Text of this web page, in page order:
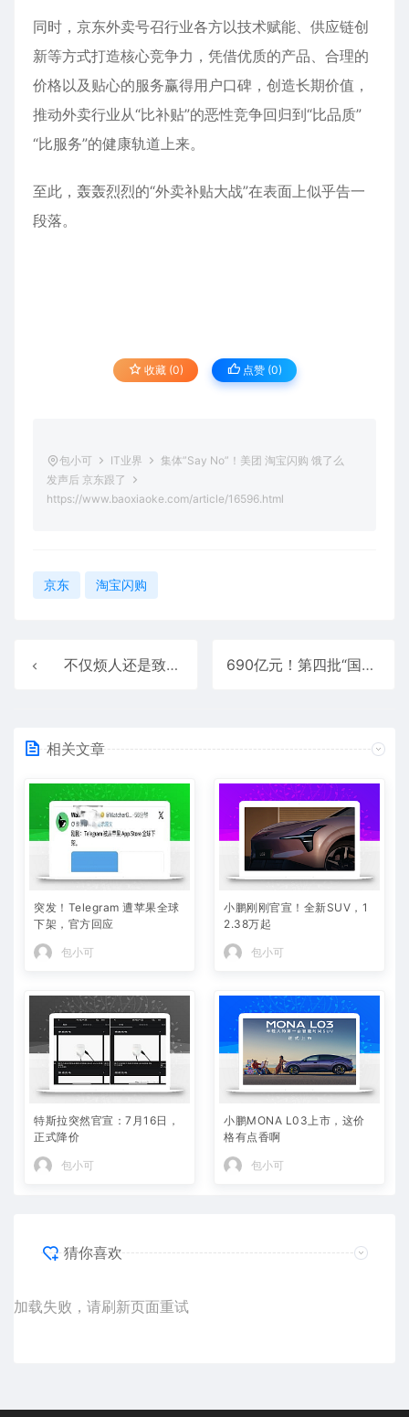
同时，京东外卖号召行业各方以技术赋能、供应链创
新等方式打造核心竞争力，凭借优质的产品、合理的
价格以及贴心的服务赢得用户口碑，创造长期价值，
推动外卖行业从“比补贴”的恶性竞争回归到“比品质”
“比服务”的健康轨道上来。
至此，轰轰烈烈的“外卖补贴大战”在表面上似乎告一
段落。
收藏 (0) 点赞 (0)
包小可 IT业界
集体”Say No”！美团 淘宝闪购 饿了么
发声后 京东跟了
https://www.baoxiaoke.com/article/16596.html
京东 淘宝闪购
不仅烦人还是致命杀手！家里有蚊新加坡最高罚款超27000元、三个月监禁 690亿元！第四批“国补”资金在路上了 10月下达
相关文章
突发！Telegram 遭苹果全球
下架，官方回应
包小可
小鹏刚刚官宣！全新SUV，1
2.38万起
包小可
特斯拉突然官宣：7月16日，
正式降价
包小可
小鹏MONA L03上市，这价
格有点香啊
包小可
猜你喜欢
加载失败，请刷新页面重试